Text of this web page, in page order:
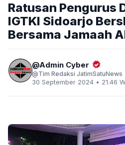
Ratusan Pengurus
IGTKI Sidoarjo
Bersama Jamaah
Admin Cyber
Tim Redaksi JatimSatuNews
30 September 2024 • 21.46